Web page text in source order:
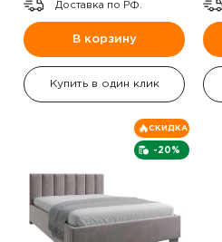
Доставка по РФ.
В корзину
Купить в один клик
-20%
СКИДКА